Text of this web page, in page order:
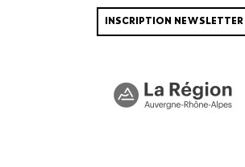
INSCRIPTION NEWSLETTER